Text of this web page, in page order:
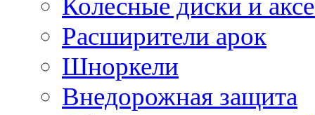
Расширители арок
Шноркели
Внедорожная защита